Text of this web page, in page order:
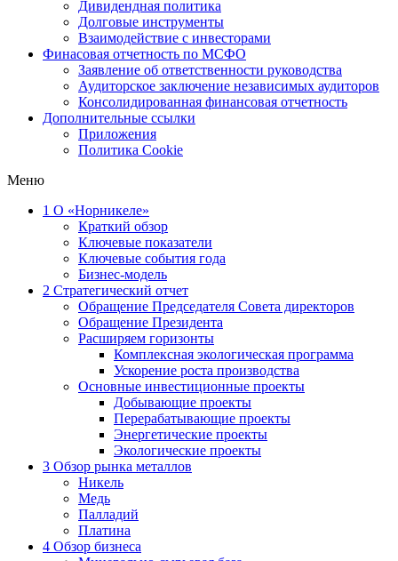
Дивидендная политика
Долговые инструменты
Взаимодействие с инвеcторами
Финасовая отчетность по МСФО
Заявление об ответственности руководства
Аудиторское заключение независимых аудиторов
Консолидированная финансовая отчетность
Дополнительные ссылки
Приложения
Политика Cookie
Меню
1 О «Норникеле»
Краткий обзор
Ключевые показатели
Ключевые события года
Бизнес-модель
2 Стратегический отчет
Обращение Председателя Совета директоров
Обращение Президента
Расширяем горизонты
Комплексная экологическая программа
Ускорение роста производства
Основные инвестиционные проекты
Добывающие проекты
Перерабатывающие проекты
Энергетические проекты
Экологические проекты
3 Обзор рынка металлов
Никель
Медь
Палладий
Платина
4 Обзор бизнеса